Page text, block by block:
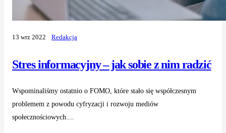
Stres informacyjny – jak sobie z nim radzić
13 wrz 2022 Redakcja
Wspominaliśmy ostatnio o FOMO, które stało się współczesnym
problemem z powodu cyfryzacji i rozwoju mediów
społecznościowych....